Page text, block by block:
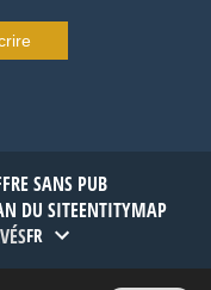
SANS PUB
DU SITEENTITYMAP
FR